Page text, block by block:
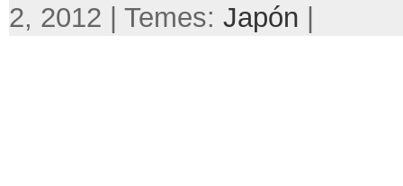
2, 2012 | Temes: Japón |